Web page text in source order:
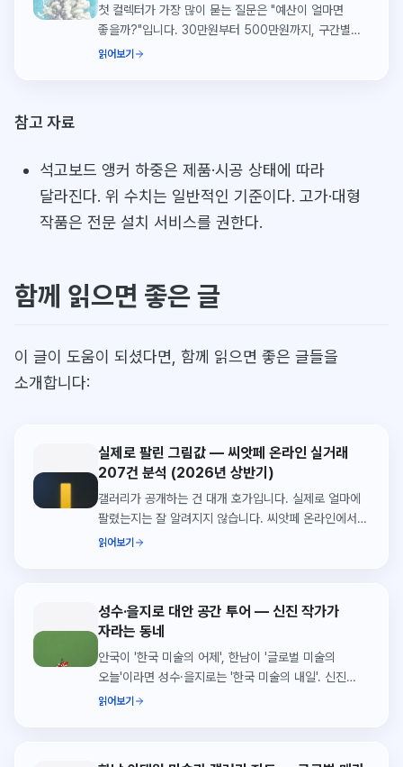
첫 컬렉터가 가장 많이 묻는 질문은 "예산이 얼마면
좋을까?"입니다. 30만원부터 500만원까지, 구간별로
어떤 작품을 만날 수 있는지 씨앗페 실제 출품작으로
읽어보기
참고 자료
석고보드 앵커 하중은 제품·시공 상태에 따라
달라진다. 위 수치는 일반적인 기준이다. 고가·대형
작품은 전문 설치 서비스를 권한다.
함께 읽으면 좋은 글
이 글이 도움이 되셨다면, 함께 읽으면 좋은 글들을
소개합니다:
실제로 팔린 그림값 — 씨앗페 온라인 실거래
207건 분석 (2026년 상반기)
갤러리가 공개하는 건 대개 호가입니다. 실제로 얼마에
팔렸는지는 잘 알려지지 않습니다. 씨앗페 온라인에서
2026년 상반기에 성사된 실거래 207건을 열어
읽어보기
성수·을지로 대안 공간 투어 — 신진 작가가
자라는 동네
안국이 '한국 미술의 어제', 한남이 '글로벌 미술의
오늘'이라면 성수·을지로는 '한국 미술의 내일'. 신진
작가의 첫 개인전이 열리는 대안 공간을 찾아갑니다.
읽어보기